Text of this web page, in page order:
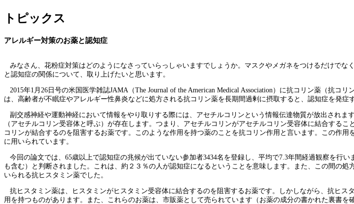
トピックス
アレルギー対策のお薬と認知症
みなさん、花粉症対策はどのようになさっていらっしゃいますでしょうか。マスクやメガネをつけるだけで
と認知症の関係について、取り上げたいと思います。
2015年1月26日号の米国医学雑誌JAMA（The Journal of the American Medical Association）に抗コリン薬（抗
は、高齢者が不眠症やアレルギー性鼻炎などに処方される抗コリン薬を長期間過剰に摂取すると、認知症を発症
副交感神経や運動神経において情報をやり取りする際には、アセチルコリンという情報伝達物質が放出され
（アセチルコリン受容体と呼ぶ）が存在します。つまり、アセチルコリンがアセチルコリン受容体に結合する
コリンが結合するのを阻害するお薬です。このような作用を持つ薬のことを抗コリン作用と言います。この作
に用いられています。
今回の論文では、65歳以上で認知症の兆候が出ていない参加者3434名を登録し、平均で7.3年間経過観察を行
も含む）と判断されました。これは、約２３％の人が認知症になるということを意味します。また、この間の
いられる抗ヒスタミン薬でした。
抗ヒスタミン薬は、ヒスタミンがヒスタミン受容体に結合するのを阻害するお薬です。しかしながら、抗ヒ
用を持つものがあります。また、これらのお薬は、市販薬として売られています（お薬の成分の書かれた裏書を